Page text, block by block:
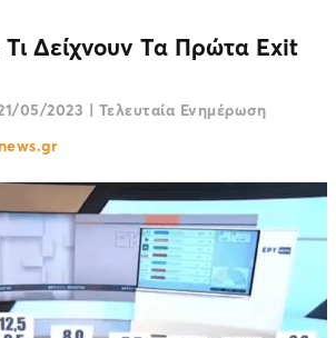
Τι Δείχνουν Τα Πρώτα Εxit
05/2023 | Τελευταία Ενημέρωση